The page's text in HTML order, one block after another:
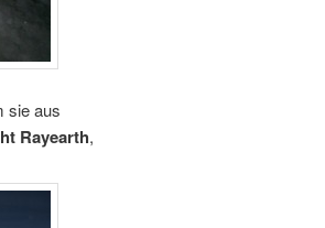
sie aus
Rayearth,